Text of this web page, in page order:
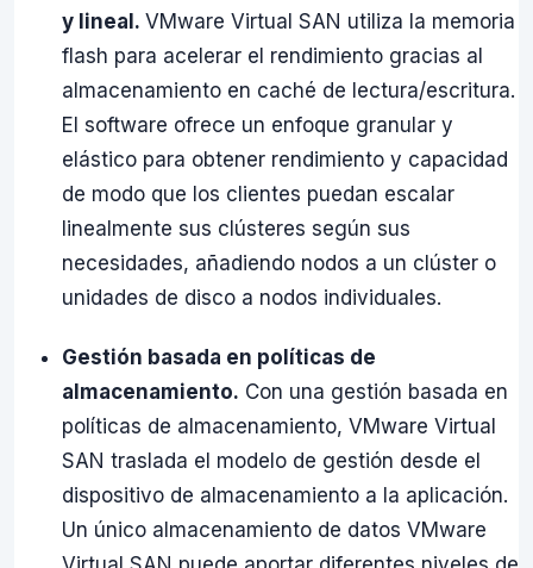
y lineal. VMware Virtual SAN utiliza la memoria
flash para acelerar el rendimiento gracias al
almacenamiento en caché de lectura/escritura.
El software ofrece un enfoque granular y
elástico para obtener rendimiento y capacidad
de modo que los clientes puedan escalar
linealmente sus clústeres según sus
necesidades, añadiendo nodos a un clúster o
unidades de disco a nodos individuales.
Gestión basada en políticas de
almacenamiento. Con una gestión basada en
políticas de almacenamiento, VMware Virtual
SAN traslada el modelo de gestión desde el
dispositivo de almacenamiento a la aplicación.
Un único almacenamiento de datos VMware